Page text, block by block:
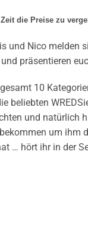
die Preise zu
und Nico melden
präsentieren
10
beliebten
und natürlich
um ihm
… hört ihr in der